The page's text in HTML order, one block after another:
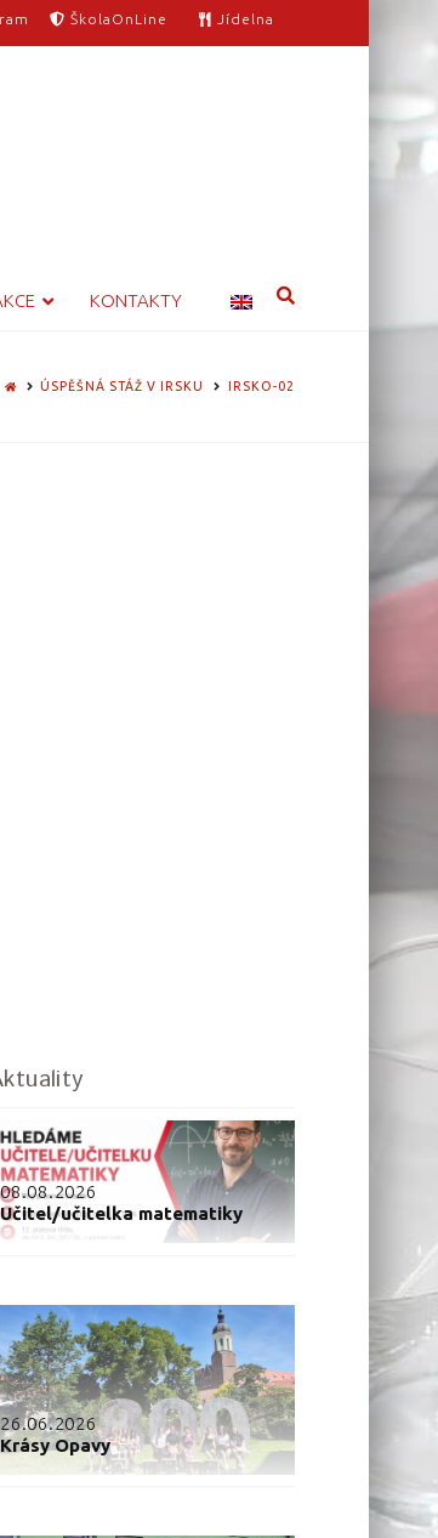
ŠkolaOnLine Jídelna
KONTAKTY
HOMEÚSPĚŠNÁ STÁŽ V IRSKU IRSKO-02
08.08.2026
Učitel/učitelka matematiky
26.06.2026
Krásy Opavy